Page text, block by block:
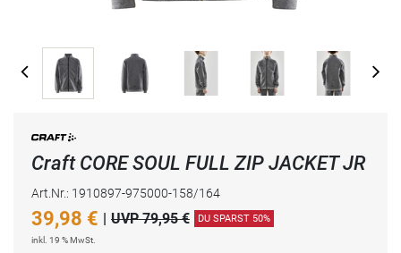
Craft CORE SOUL FULL ZIP JACKET JR
Art.Nr.: 1910897-975000-158/164
39,98 € | UVP 79,95 € DU SPARST 50%
inkl. 19 % MwSt.